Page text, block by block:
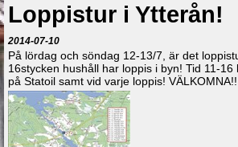
Loppistur i Ytterån!
2014-07-10
På lördag och söndag 12-13/7, är det
16stycken hushåll har loppis i byn! Tid 11-
på Statoil samt vid varje loppis! VÄLKOMNA!!